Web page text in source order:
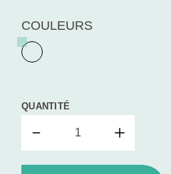
COULEURS
QUANTITÉ